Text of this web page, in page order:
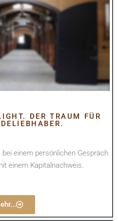
DER TRAUM FÜR
einem persönlichen Gespräch
einem Kapitalnachweis.